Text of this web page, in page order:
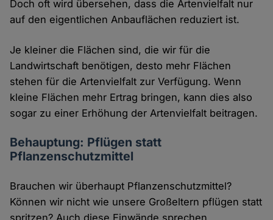
Doch oft wird übersehen, dass die Artenvielfalt nur
auf den eigentlichen Anbauflächen reduziert ist.
Je kleiner die Flächen sind, die wir für die
Landwirtschaft benötigen, desto mehr Flächen
stehen für die Artenvielfalt zur Verfügung. Wenn
kleine Flächen mehr Ertrag bringen, kann dies also
sogar zu einer Erhöhung der Artenvielfalt beitragen.
Behauptung: Pflügen statt
Pflanzenschutzmittel
Brauchen wir überhaupt Pflanzenschutzmittel?
Können wir nicht wie unsere Großeltern pflügen statt